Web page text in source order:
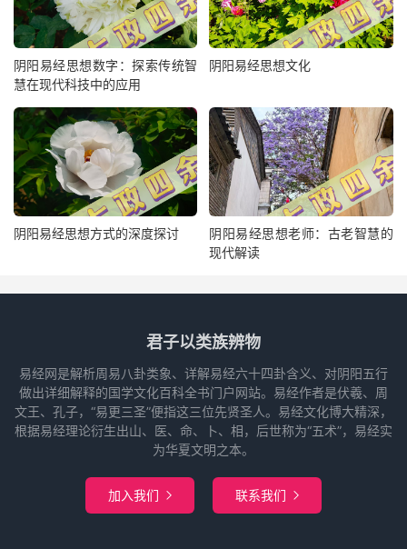
阴阳易经思想数字：探索传统智
慧在现代科技中的应用
阴阳易经思想文化
阴阳易经思想方式的深度探讨
阴阳易经思想老师：古老智慧的
现代解读
君子以类族辨物
易经网是解析周易八卦类象、详解易经六十四卦含义、对阴阳五行
做出详细解释的国学文化百科全书门户网站。易经作者是伏羲、周
文王、孔子，“易更三圣”便指这三位先贤圣人。易经文化博大精深，
根据易经理论衍生出山、医、命、卜、相，后世称为“五术”，易经实
为华夏文明之本。
加入我们  联系我们 